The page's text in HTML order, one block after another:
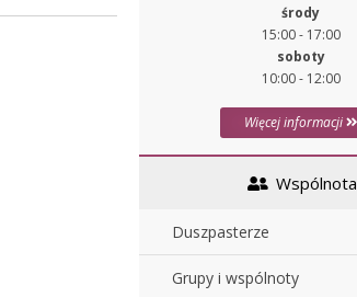
środy
15:00 - 17:00
soboty
10:00 - 12:00
Więcej informacji
Wspólnota
Duszpasterze
Grupy i wspólnoty